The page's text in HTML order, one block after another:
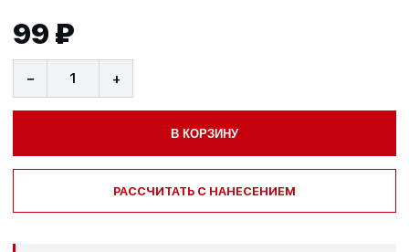
99 ₽
− +
В КОРЗИНУ
РАССЧИТАТЬ С НАНЕСЕНИЕМ